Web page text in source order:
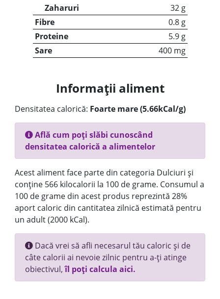
Zaharuri
32 g
Fibre
0.8 g
Proteine
5.9 g
Sare
400 mg
Informații aliment
Densitatea calorică: Foarte mare (5.66kCal/g)
Află cum poți slăbi cunoscând
densitatea calorică a alimentelor
Acest aliment face parte din categoria Dulciuri și
conține 566 kilocalorii la 100 de grame. Consumul a
100 de grame din acest produs reprezintă 28%
aport caloric din cantitatea zilnică estimată pentru
un adult (2000 kCal).
Dacă vrei să afli necesarul tău caloric și de
câte calorii ai nevoie zilnic pentru a-ți atinge
obiectivul,îl poți calcula aici.